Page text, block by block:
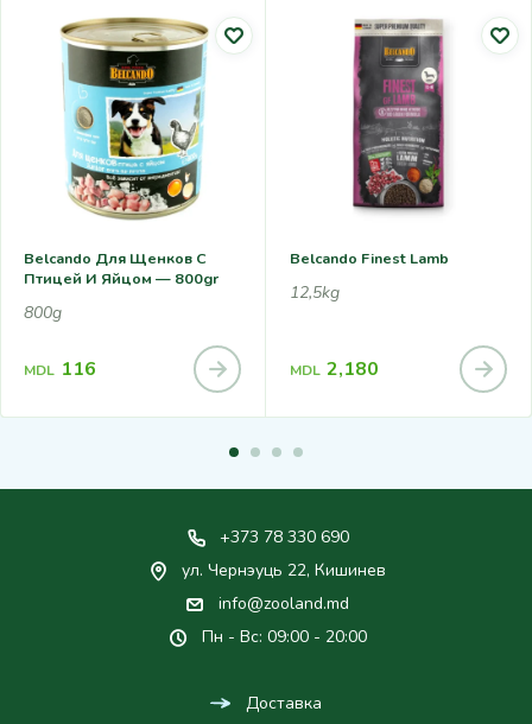
Belcando Для Щенков С
Птицей И Яйцом — 800gr
800g
MDL 116
Belcando Finest Lamb
12,5kg
MDL 2,180
+373 78 330 690
ул. Чернэуць 22, Кишинев
info@zooland.md
Пн - Вс: 09:00 - 20:00
Доставка